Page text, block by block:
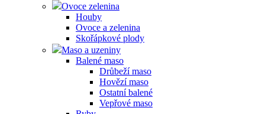
Ovoce zelenina
Houby
Ovoce a zelenina
Skořápkové plody
Maso a uzeniny
Balené maso
Drůbeží maso
Hovězí maso
Ostatní balené
Vepřové maso